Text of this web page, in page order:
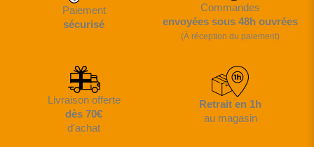
Paiement
sécurisé
Commandes
envoyées sous 48h ouvrées
(À réception du paiement)
Livraison offerte
dès 70€
d'achat
Retrait en 1h
au magasin